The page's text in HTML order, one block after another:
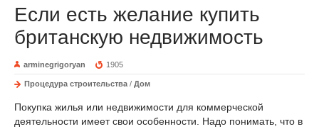
Если есть желание купить
британскую недвижимость
arminegrigoryan 1905
Процедура строительства / Дом
Покупка жилья или недвижимости для коммерческой
деятельности имеет свои особенности. Надо понимать, что в